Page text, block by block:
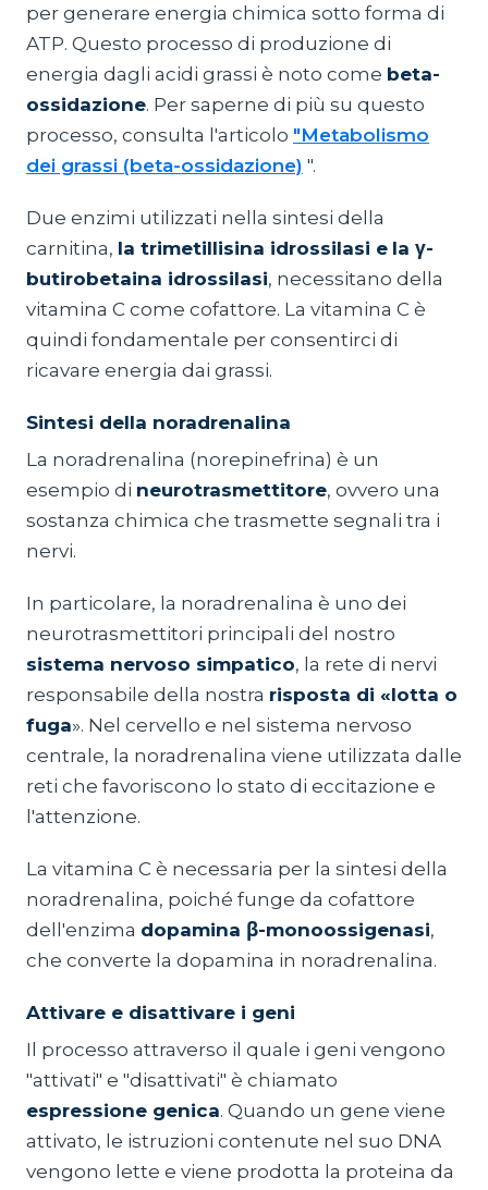
per generare energia chimica sotto forma di
ATP. Questo processo di produzione di
energia dagli acidi grassi è noto come beta-
ossidazione. Per saperne di più su questo
processo, consulta l'articolo "Metabolismo
dei grassi (beta-ossidazione) ".
Due enzimi utilizzati nella sintesi della
carnitina, la trimetillisina idrossilasi e la γ-
butirobetaina idrossilasi, necessitano della
vitamina C come cofattore. La vitamina C è
quindi fondamentale per consentirci di
ricavare energia dai grassi.
Sintesi della noradrenalina
La noradrenalina (norepinefrina) è un
esempio di neurotrasmettitore, ovvero una
sostanza chimica che trasmette segnali tra i
nervi.
In particolare, la noradrenalina è uno dei
neurotrasmettitori principali del nostro
sistema nervoso simpatico, la rete di nervi
responsabile della nostra risposta di «lotta o
fuga». Nel cervello e nel sistema nervoso
centrale, la noradrenalina viene utilizzata dalle
reti che favoriscono lo stato di eccitazione e
l'attenzione.
La vitamina C è necessaria per la sintesi della
noradrenalina, poiché funge da cofattore
dell'enzima dopamina β-monoossigenasi,
che converte la dopamina in noradrenalina.
Attivare e disattivare i geni
Il processo attraverso il quale i geni vengono
"attivati" e "disattivati" è chiamato
espressione genica. Quando un gene viene
attivato, le istruzioni contenute nel suo DNA
vengono lette e viene prodotta la proteina da